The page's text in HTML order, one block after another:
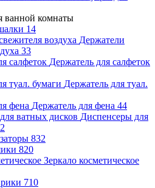
ванной комнаты
14
Держатели
33
Держатель для салфеток
Держатель для туал.
Держатель для фена 44
Диспенсеры для
2
832
820
Зеркало косметическое
710